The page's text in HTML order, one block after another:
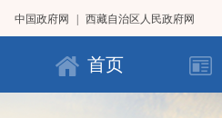
中国政府网 西藏自治区人民政府网
首页